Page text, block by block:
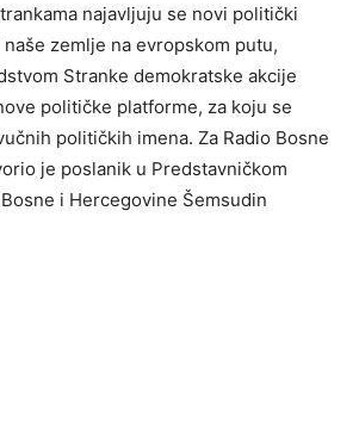
najavljuju se novi politički
zemlje na evropskom putu,
Stranke demokratske akcije
političke platforme, za koju se
političkih imena. Za Radio Bosne
je poslanik u Predstavničkom
i Hercegovine Šemsudin